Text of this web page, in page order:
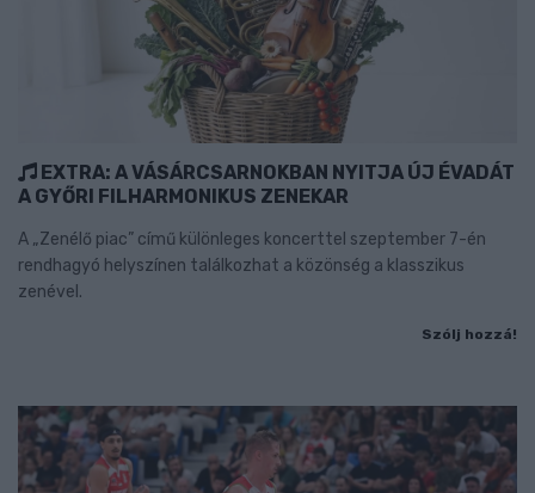
EXTRA: A VÁSÁRCSARNOKBAN NYITJA ÚJ ÉVADÁT
A GYŐRI FILHARMONIKUS ZENEKAR
A „Zenélő piac” című különleges koncerttel szeptember 7-én
rendhagyó helyszínen találkozhat a közönség a klasszikus
zenével.
Szólj hozzá!